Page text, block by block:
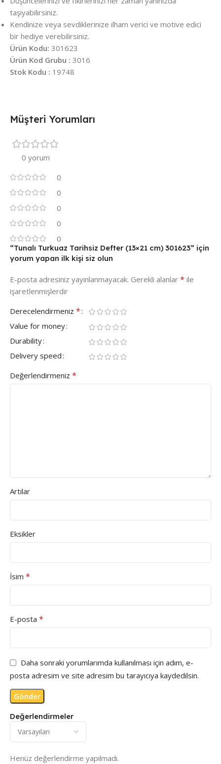
taşıyabilirsiniz.
Kendinize veya sevdiklerinize ilham verici ve motive edici
bir hediye verebilirsiniz.
Ürün Kodu: 301623
Ürün Kod Grubu : 3016
Stok Kodu : 19748
Müşteri Yorumları
0 yorum
0
0
0
0
0
Değerlendirmeler
Henüz değerlendirme yapılmadı.
“Tunalı Turkuaz Tarihsiz Defter (13×21 cm) 301623” için
yorum yapan ilk kişi siz olun
E-posta adresiniz yayınlanmayacak. Gerekli alanlar * ile
işaretlenmişlerdir
Derecelendirmeniz *
Value for money
Durability
Delivery speed
Değerlendirmeniz *
Artılar
Eksikler
İsim *
E-posta *
Daha sonraki yorumlarımda kullanılması için adım, e-
posta adresim ve site adresim bu tarayıcıya kaydedilsin.